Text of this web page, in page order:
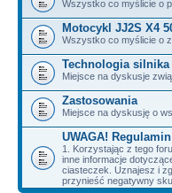
Wszystko co myślicie o
Motocykl JJ2S X4
Wszystko co myślicie o
Technologia silnika
Miejsce na dyskusje
Zastosowania
Miejsce na dyskusję o
UWAGA!
1. Korzystając z tego
inne informacje
ciasteczek. Uznajesz i
przynieść negatywny